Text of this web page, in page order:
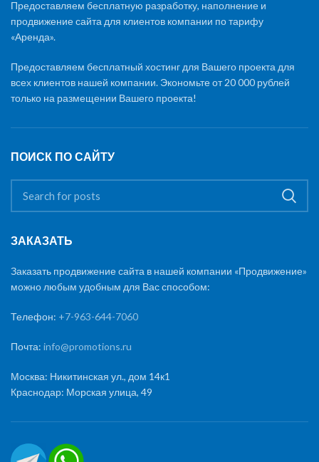
Предоставляем бесплатную разработку, наполнение и
продвижение сайта для клиентов компании по тарифу
«Аренда».
Предоставляем бесплатный хостинг для Вашего проекта для
всех клиентов нашей компании. Экономьте от 20 000 рублей
только на размещении Вашего проекта!
ПОИСК ПО САЙТУ
ЗАКАЗАТЬ
Заказать продвижение сайта в нашей компании «Продвижение»
можно любым удобным для Вас способом:
Телефон: +7-963-644-7060
Почта: info@promotions.ru
Москва: Никитинская ул., дом 14к1
Краснодар: Морская улица, 49